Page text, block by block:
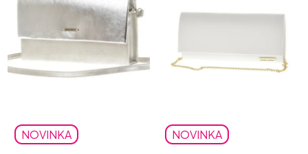
NOVINKA NOVINKA